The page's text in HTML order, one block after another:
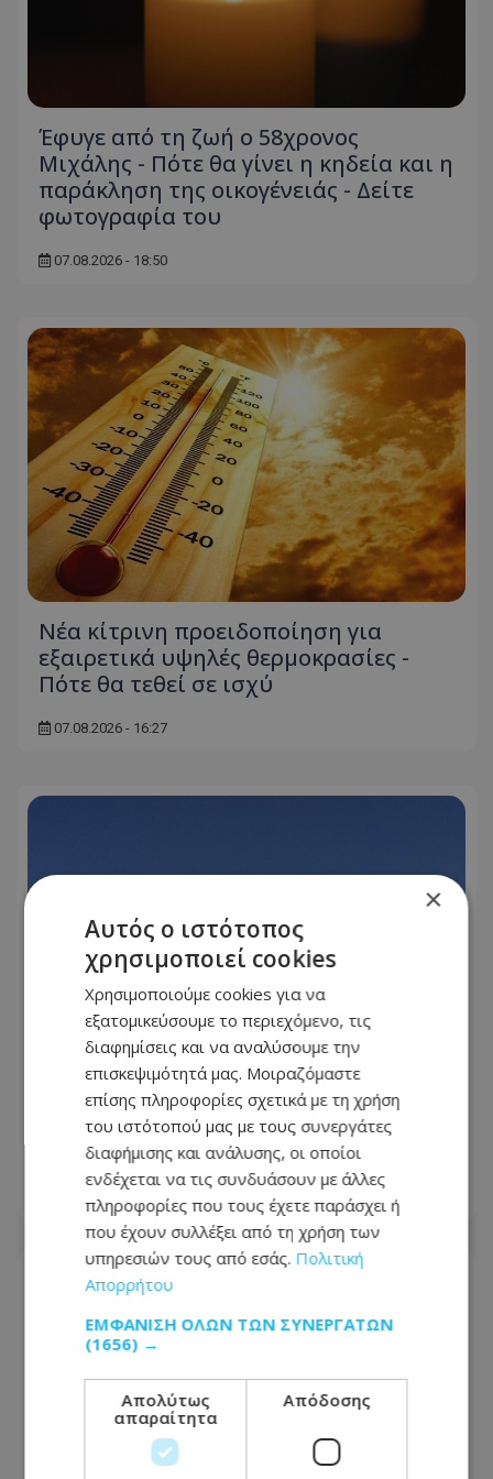
Έφυγε από τη ζωή ο 58χρονος
Μιχάλης - Πότε θα γίνει η κηδεία και η
παράκληση της οικογένειάς - Δείτε
φωτογραφία του
07.08.2026 - 18:50
Νέα κίτρινη προειδοποίηση για
εξαιρετικά υψηλές θερμοκρασίες -
Πότε θα τεθεί σε ισχύ
07.08.2026 - 16:27
«Στον αέρα» η ακτοπλοϊκή σύνδεση
Κύπρου – Ελλάδας - «Δεν έγινε
βιώσιμη η γραμμή»
07.08.2026 - 15:44
×
Αυτός ο ιστότοπος
χρησιμοποιεί cookies
Χρησιμοποιούμε cookies για να
εξατομικεύσουμε το περιεχόμενο, τις
διαφημίσεις και να αναλύσουμε την
επισκεψιμότητά μας. Μοιραζόμαστε
επίσης πληροφορίες σχετικά με τη χρήση
του ιστότοπού μας με τους συνεργάτες
διαφήμισης και ανάλυσης, οι οποίοι
ενδέχεται να τις συνδυάσουν με άλλες
πληροφορίες που τους έχετε παράσχει ή
που έχουν συλλέξει από τη χρήση των
υπηρεσιών τους από εσάς. Πολιτική
Απορρήτου
ΕΜΦΆΝΙΣΗ ΌΛΩΝ ΤΩΝ ΣΥΝΕΡΓΑΤΏΝ
(1656) →
Απολύτως
απαραίτητα
Απόδοσης